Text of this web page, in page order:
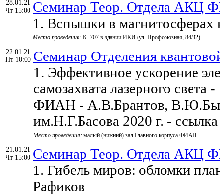
28.01.21
Чт 15:00 Семинар Теор. Отдела АКЦ
1. Вспышки в магнитосферах
Место проведения: К. 707 в здании ИКИ (ул. Профсоюзная, 84/32)
22.01.21
Пт 10:00 Семинар Отделения
1. Эффективное ускорение
самозахвата лазерного
ФИАН - А.В.Брантов,
им.Н.Г.Басова 2020 г. -
Место проведения: малый (нижний) зал Главного корпуса ФИАН
21.01.21
Чт 15:00 Семинар Теор. Отдела АКЦ
1. Гибель миров: обломки
Рафиков